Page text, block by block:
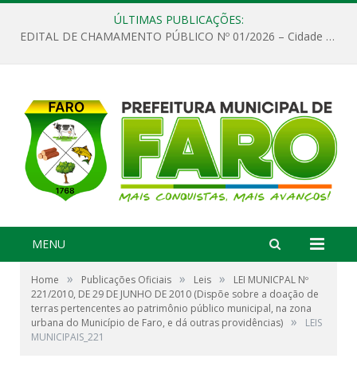
ÚLTIMAS PUBLICAÇÕES:
EDITAL DE CHAMAMENTO PÚBLICO Nº 01/2026 – Cidade de Faro
MENU
Home » Publicações Oficiais » Leis »
LEI MUNICPAL Nº
221/2010, DE 29 DE JUNHO DE 2010 (Dispõe sobre a doação de
terras pertencentes ao patrimônio público municipal, na zona
urbana do Município de Faro, e dá outras providências) »
LEIS
MUNICIPAIS_221